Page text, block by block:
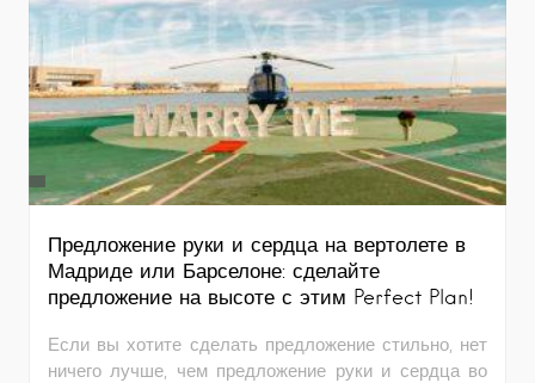
Предложение руки и сердца на вертолете в
Мадриде или Барселоне: сделайте
предложение на высоте с этим Perfect Plan!
Если вы хотите сделать предложение стильно, нет
ничего лучше, чем предложение руки и сердца во